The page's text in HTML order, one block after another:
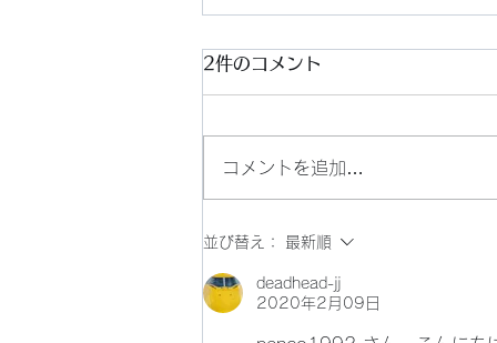
雪では無く水しぶきだった。
2件のコメント
コメントを追加…
並び替え： 最新順
deadhead-jj
2020年2月09日